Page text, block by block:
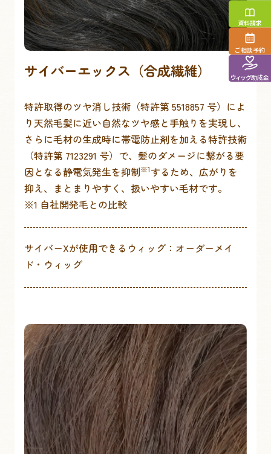
資料請求
ご相談予約
ウィッグ助成金
サイバーエックス（合成繊維）
特許取得のツヤ消し技術（特許第 5518857 号）によ
り天然毛髪に近い自然なツヤ感と手触りを実現し、
さらに毛材の生成時に帯電防止剤を加える特許技術
（特許第 7123291 号）で、髪のダメージに繋がる要
因となる静電気発生を抑制※1するため、広がりを
抑え、まとまりやすく、扱いやすい毛材です。
※1 自社開発毛との比較​
サイバーXが使用できるウィッグ：オーダーメイ
ド・ウィッグ